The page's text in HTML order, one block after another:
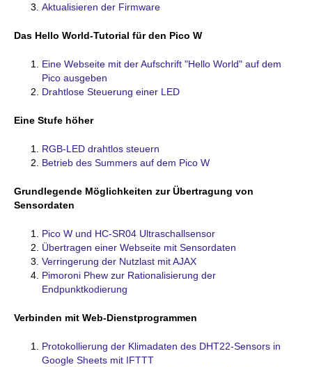
Aktualisieren der Firmware
Das Hello World-Tutorial für den Pico W
Eine Webseite mit der Aufschrift "Hello World" auf dem
Pico ausgeben
Drahtlose Steuerung einer LED
Eine Stufe höher
RGB-LED drahtlos steuern
Betrieb des Summers auf dem Pico W
Grundlegende Möglichkeiten zur Übertragung von
Sensordaten
Pico W und HC-SR04 Ultraschallsensor
Übertragen einer Webseite mit Sensordaten
Verringerung der Nutzlast mit AJAX
Pimoroni Phew zur Rationalisierung der
Endpunktkodierung
Verbinden mit Web-Dienstprogrammen
Protokollierung der Klimadaten des DHT22-Sensors in
Google Sheets mit IFTTT